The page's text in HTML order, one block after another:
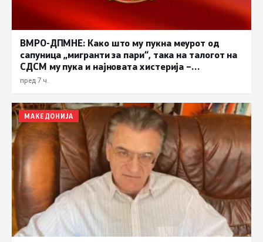
ВМРО-ДПМНЕ: Како што му пукна меурот од
сапуница „мигранти за пари“, така на талогот на
СДСМ му пука и најновата хистерија –
прифаќање на француски предлог
пред 7 ч.
МАКЕДОНИЈА